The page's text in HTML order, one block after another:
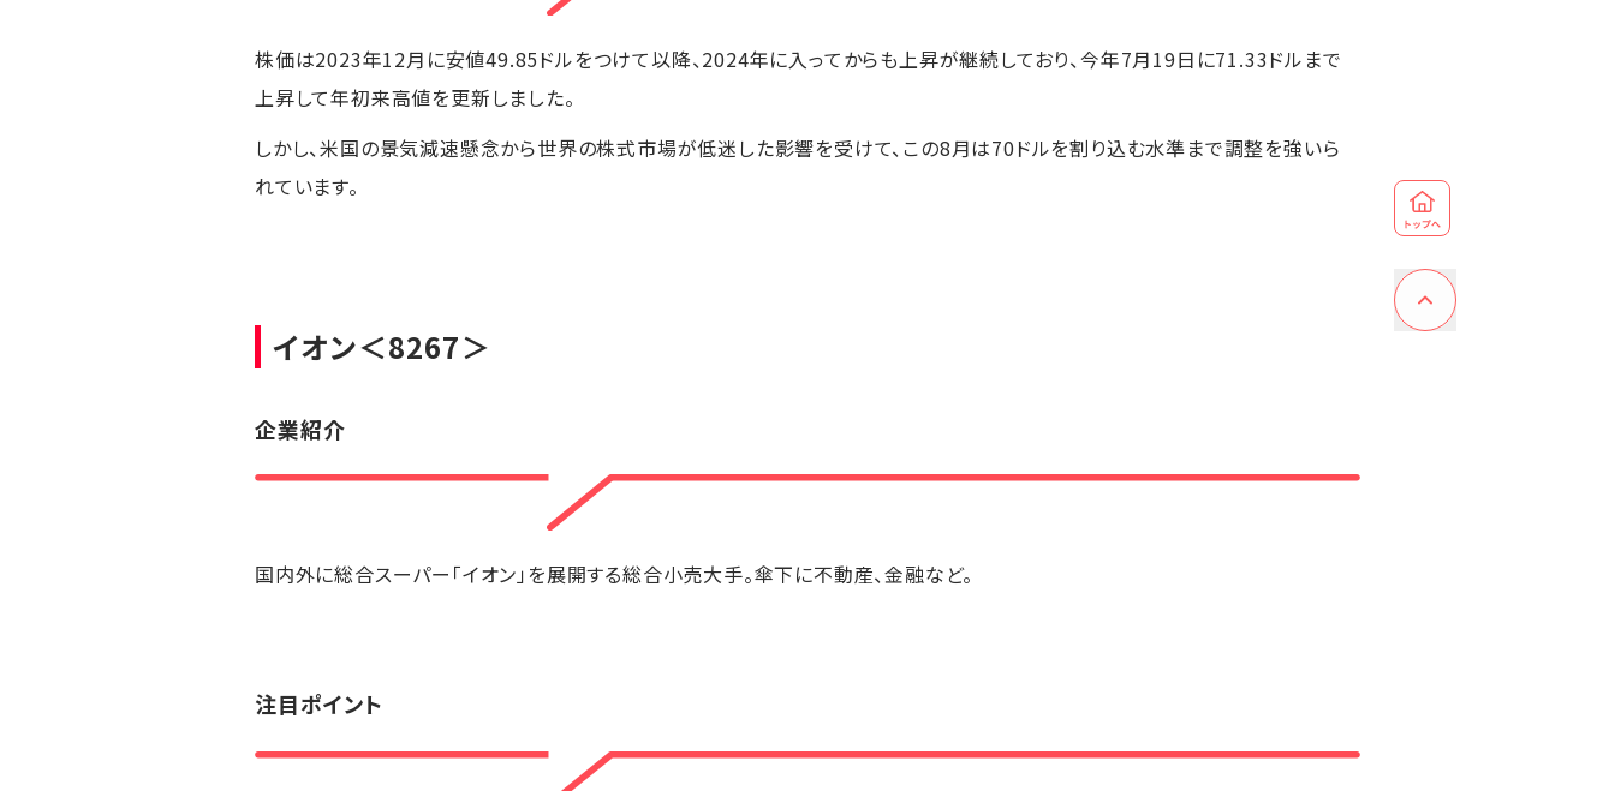
株価は2023年12月に安値49.85ドルをつけて以降、2024年に入ってからも上昇が継続しており、今年7月19日に71.33ドルまで
上昇して年初来高値を更新しました。
しかし、米国の景気減速懸念から世界の株式市場が低迷した影響を受けて、この8月は70ドルを割り込む水準まで調整を強いら
れています。
イオン＜8267＞
企業紹介
国内外に総合スーパー「イオン」を展開する総合小売大手。傘下に不動産、金融など。
注目ポイント